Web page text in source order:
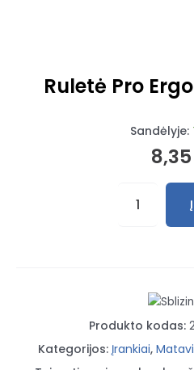
Ruletė Pro
Sandėlyje:
8,35
19mm
Produkto kodas:
Kategorijos: Įrankiai,